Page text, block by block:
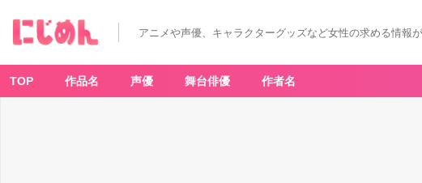
アニメや声優、キャラクターグッズなど女性の求める情報
TOP 作品名 声優 舞台俳優 作者名